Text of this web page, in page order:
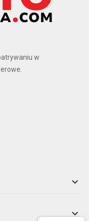
w

